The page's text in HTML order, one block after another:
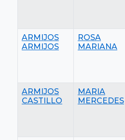
ARMIJOS
ARMIJOS
ROSA
MARIANA
ARMIJOS
CASTILLO
MARIA
MERCEDES